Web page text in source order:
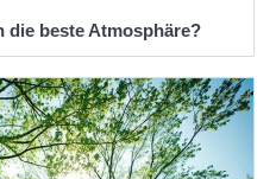
die beste Atmosphäre?